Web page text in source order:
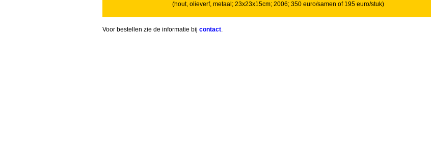
(hout, olieverf, metaal; 23x23x15cm; 2006; 350 euro/samen of 195 euro/stuk)
Voor bestellen zie de informatie bij contact.